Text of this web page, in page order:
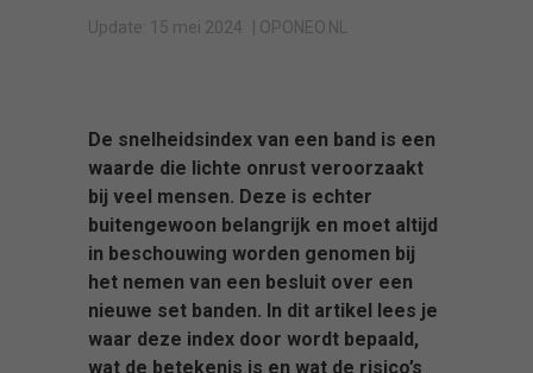
Update: 15 mei 2024 | OPONEO.NL
De snelheidsindex van een band is een
waarde die lichte onrust veroorzaakt
bij veel mensen. Deze is echter
buitengewoon belangrijk en moet altijd
in beschouwing worden genomen bij
het nemen van een besluit over een
nieuwe set banden. In dit artikel lees je
waar deze index door wordt bepaald,
wat de betekenis is en wat de risico’s